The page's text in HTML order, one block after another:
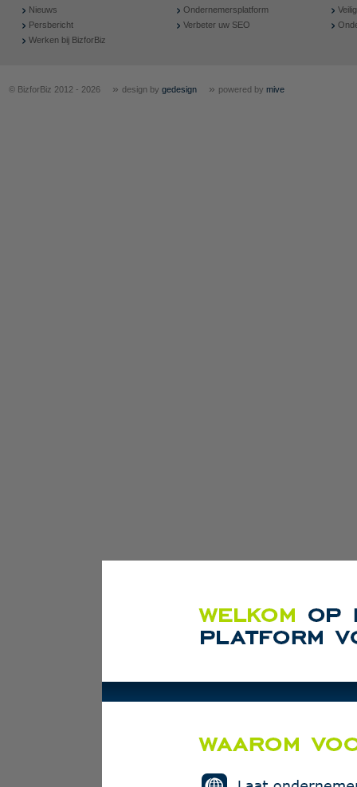
Nieuws
Persbericht
Werken bij BizforBiz
Ondernemersplatform
Verbeter uw SEO
© BizforBiz 2012 - 2026 » design by gedesign » powered by mive